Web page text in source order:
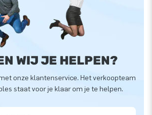
WIJ JE HELPEN?
onze klantenservice. Het verkoopteam
staat voor je klaar om je te helpen.